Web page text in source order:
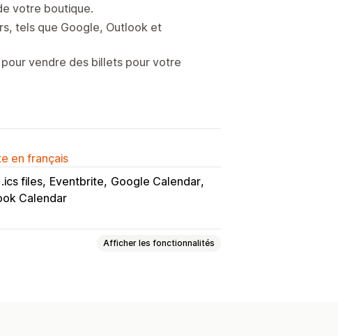
votre boutique.
tels que Google, Outlook et
vendre des billets pour votre
en français
.ics files Eventbrite Google Calendar
Calendar
Afficher les fonctionnalités